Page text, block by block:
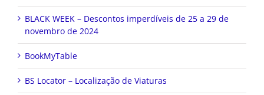
BLACK WEEK – Descontos imperdíveis de 25 a 29 de
novembro de 2024
BookMyTable
BS Locator – Localização de Viaturas